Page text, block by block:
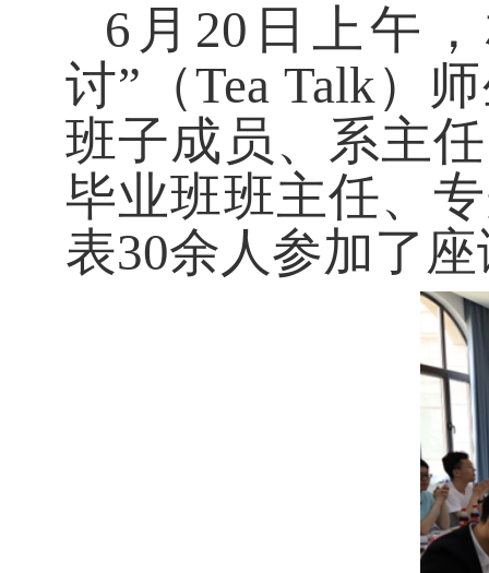
6月20日上午
讨”（Tea Talk）
班子成员、系主
毕业班班主任、
表30余人参加了